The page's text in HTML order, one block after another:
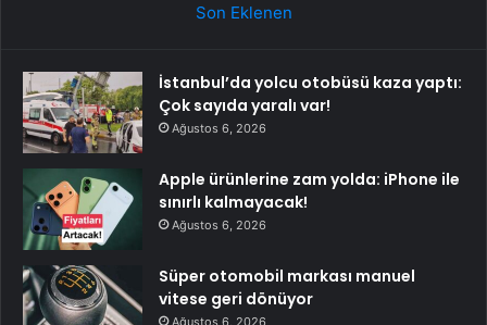
Son Eklenen
İstanbul’da yolcu otobüsü kaza yaptı:
Çok sayıda yaralı var!
Ağustos 6, 2026
Apple ürünlerine zam yolda: iPhone ile
sınırlı kalmayacak!
Ağustos 6, 2026
Süper otomobil markası manuel
vitese geri dönüyor
Ağustos 6, 2026